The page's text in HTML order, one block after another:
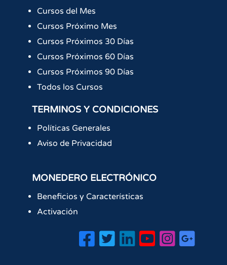
Cursos del Mes
Cursos Próximo Mes
Cursos Próximos 30 Días
Cursos Próximos 60 Días
Cursos Próximos 90 Días
Todos los Cursos
TERMINOS Y CONDICIONES
Políticas Generales
Aviso de Privacidad
MONEDERO ELECTRÓNICO
Beneficios y Características
Activación